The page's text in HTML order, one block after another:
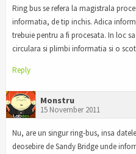
Ring bus se refera la magistrala
informatia, de tip inchis. Adica
trebuie pentru a fi procesata. In loc
circulara si plimbi informatia si o
Reply
Monstru
15 November 2011
Nu, are un singur ring-bus, insa
deosebire de Sandy Bridge unde